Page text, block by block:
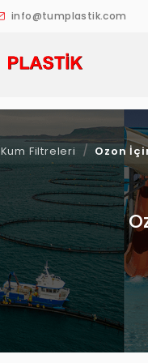
info@tumplastik.com
Kum Filtreleri Ozon